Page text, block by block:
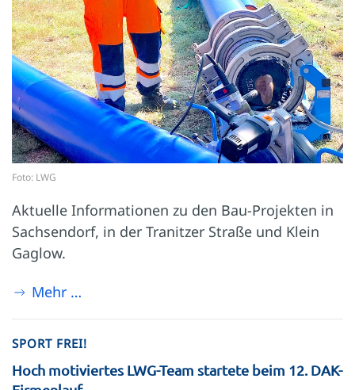
Foto: LWG
Aktuelle Informationen zu den Bau-Projekten in
Sachsendorf, in der Tranitzer Straße und Klein
Gaglow.
Mehr …
SPORT FREI!
Hoch motiviertes LWG-Team startete beim 12. DAK-